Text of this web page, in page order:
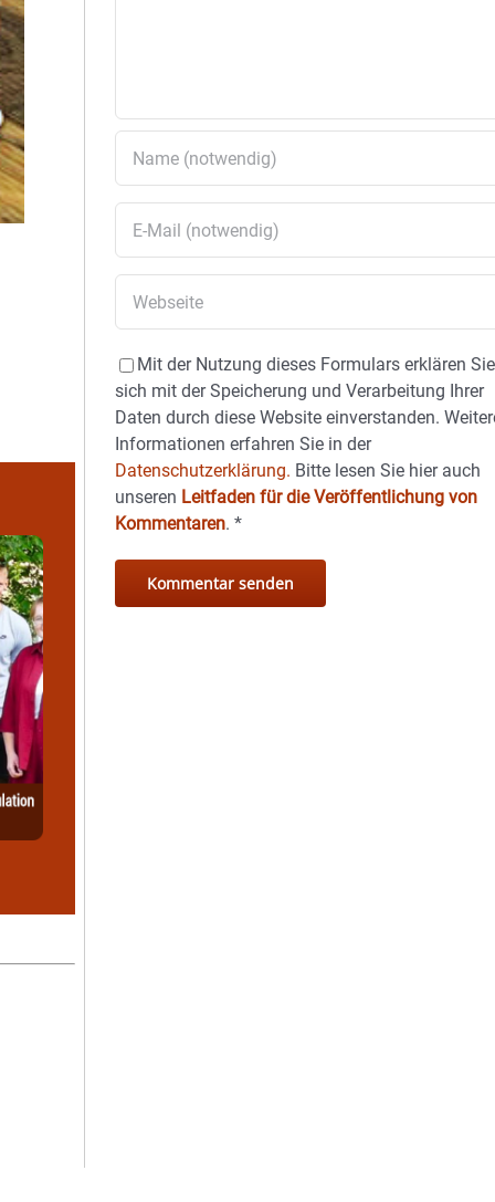
Mit der Nutzung dieses Formulars erklären Sie
sich mit der Speicherung und Verarbeitung Ihrer
Daten durch diese Website einverstanden.
Informationen erfahren Sie in der
Datenschutzerklärung. Bitte lesen Sie hier auch
unseren Leitfaden für die Veröffentlichung von
Kommentaren.*